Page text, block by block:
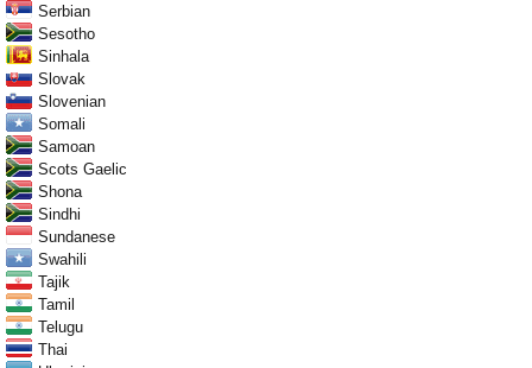
Serbian
Sesotho
Sinhala
Slovak
Slovenian
Somali
Samoan
Scots Gaelic
Shona
Sindhi
Sundanese
Swahili
Tajik
Tamil
Telugu
Thai